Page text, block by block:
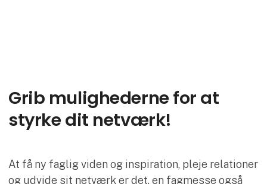
Grib mulighederne for at
styrke dit netværk!
At få ny faglig viden og inspiration, pleje relationer
og udvide sit netværk er det, en fagmesse også